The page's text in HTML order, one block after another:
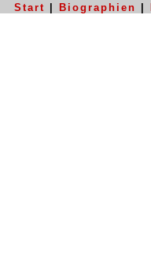
Start Biographien